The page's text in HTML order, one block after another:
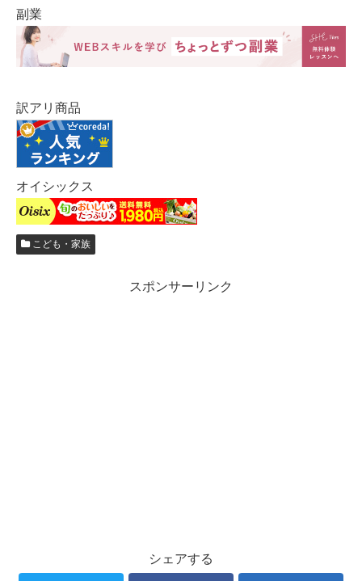
副業
訳アリ商品
オイシックス
こども・家族
スポンサーリンク
シェアする